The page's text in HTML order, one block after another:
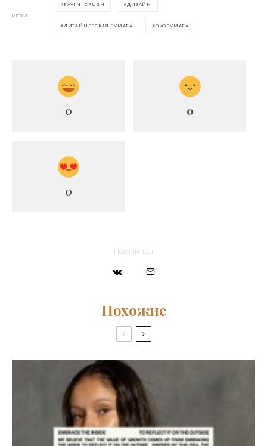
МЕТКИ
FAVINI CRUSH ДИЗАЙН
ДИЗАЙНЕРСКАЯ БУМАГА ЭКОБУМАГА
0 0
0
Поделиться
Похожие